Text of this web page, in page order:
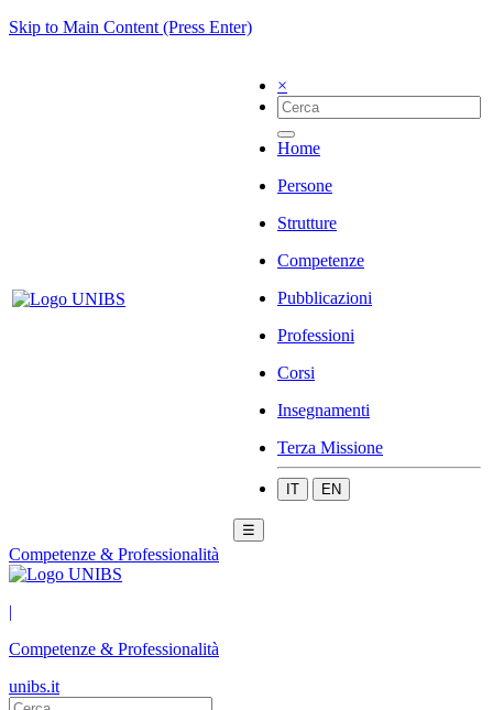
Skip to Main Content (Press Enter)
×
Home
Persone
Strutture
Competenze
Pubblicazioni
Professioni
Corsi
Insegnamenti
Terza Missione
IT EN
☰
Competenze & Professionalità
|
Competenze & Professionalità
unibs.it